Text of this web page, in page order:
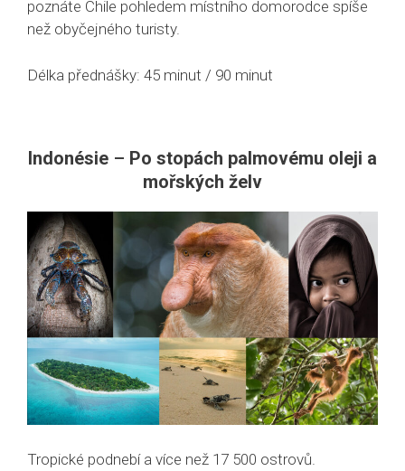
poznáte Chile pohledem místního domorodce spíše
než obyčejného turisty.
Délka přednášky: 45 minut / 90 minut
Indonésie – Po stopách palmovému oleji a
mořských želv
Tropické podnebí a více než 17 500 ostrovů.